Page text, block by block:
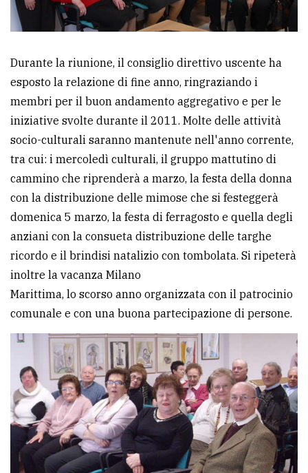
policy
Durante la riunione, il consiglio direttivo uscente ha
esposto la relazione di fine anno, ringraziando i
membri per il buon andamento aggregativo e per le
iniziative svolte durante il 2011. Molte delle attività
socio-culturali saranno mantenute nell'anno corrente,
tra cui: i mercoledì culturali, il gruppo mattutino di
cammino che riprenderà a marzo, la festa della donna
con la distribuzione delle mimose che si festeggerà
domenica 5 marzo, la festa di ferragosto e quella degli
anziani con la consueta distribuzione delle targhe
ricordo e il brindisi natalizio con tombolata. Si ripeterà
inoltre la vacanza Milano
Marittima, lo scorso anno organizzata con il patrocinio
comunale e con una buona partecipazione di persone.